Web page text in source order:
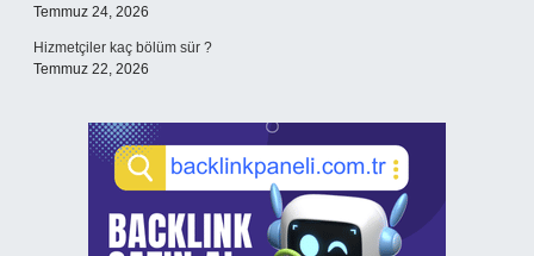
Temmuz 24, 2026
Hizmetçiler kaç bölüm sür ?
Temmuz 22, 2026